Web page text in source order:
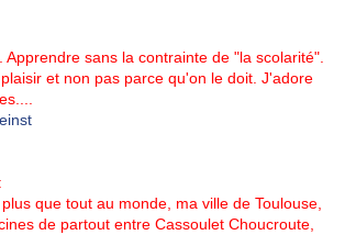
Apprendre sans la contrainte de "la scolarité".
et non pas parce qu'on le doit. J'adore
que tout au monde, ma ville de Toulouse,
de partout entre Cassoulet Choucroute,